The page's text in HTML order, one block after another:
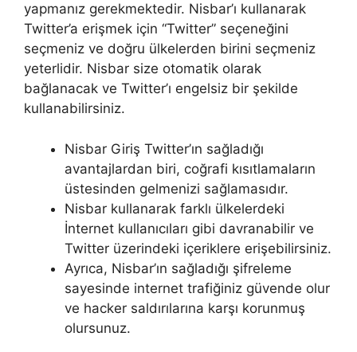
yapmanız gerekmektedir. Nisbar’ı kullanarak
Twitter’a erişmek için “Twitter” seçeneğini
seçmeniz ve doğru ülkelerden birini seçmeniz
yeterlidir. Nisbar size otomatik olarak
bağlanacak ve Twitter’ı engelsiz bir şekilde
kullanabilirsiniz.
Nisbar Giriş Twitter’ın sağladığı
avantajlardan biri, coğrafi kısıtlamaların
üstesinden gelmenizi sağlamasıdır.
Nisbar kullanarak farklı ülkelerdeki
İnternet kullanıcıları gibi davranabilir ve
Twitter üzerindeki içeriklere erişebilirsiniz.
Ayrıca, Nisbar’ın sağladığı şifreleme
sayesinde internet trafiğiniz güvende olur
ve hacker saldırılarına karşı korunmuş
olursunuz.